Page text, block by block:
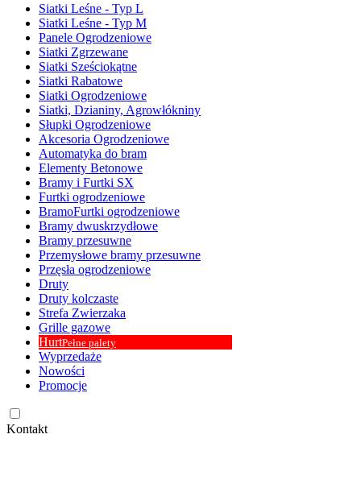
Siatki Leśne - Typ L
Siatki Leśne - Typ M
Panele Ogrodzeniowe
Siatki Zgrzewane
Siatki Sześciokątne
Siatki Rabatowe
Siatki Ogrodzeniowe
Siatki, Dzianiny, Agrowłókniny
Słupki Ogrodzeniowe
Akcesoria Ogrodzeniowe
Automatyka do bram
Elementy Betonowe
Bramy i Furtki SX
Furtki ogrodzeniowe
BramoFurtki ogrodzeniowe
Bramy dwuskrzydłowe
Bramy przesuwne
Przemysłowe bramy przesuwne
Przęsła ogrodzeniowe
Druty
Druty kolczaste
Strefa Zwierzaka
Grille gazowe
HurtPełne palety
Wyprzedaże
Nowości
Promocje
Kontakt